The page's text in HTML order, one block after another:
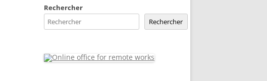
Rechercher
Rechercher